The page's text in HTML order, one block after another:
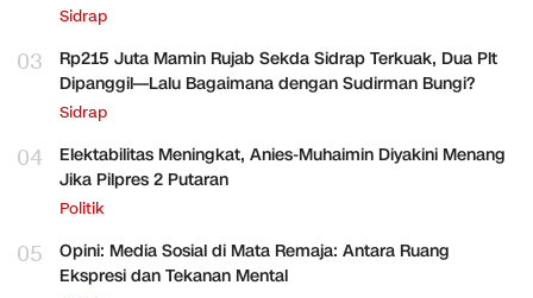
Sidrap
03
Rp215 Juta Mamin Rujab Sekda Sidrap Terkuak, Dua Plt
Dipanggil—Lalu Bagaimana dengan Sudirman Bungi?
Sidrap
04
Elektabilitas Meningkat, Anies-Muhaimin Diyakini Menang
Jika Pilpres 2 Putaran
Politik
05
Opini: Media Sosial di Mata Remaja: Antara Ruang
Ekspresi dan Tekanan Mental